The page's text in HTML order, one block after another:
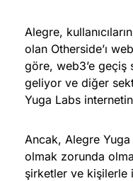
Alegre,
olan Otherside’ı
göre, web3’e
geliyor ve diğer
Yuga Labs
Ancak, Alegre
olmak zorunda
şirketler ve kişilerle